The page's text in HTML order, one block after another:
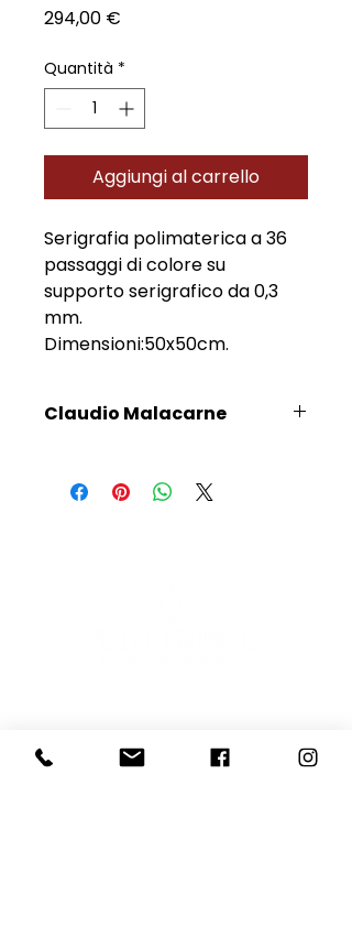
294,00 €
Quantità *
Aggiungi al carrello
Serigrafia polimaterica a 36
passaggi di colore su
supporto serigrafico da 0,3
mm.
Dimensioni:50x50cm.
Claudio Malacarne